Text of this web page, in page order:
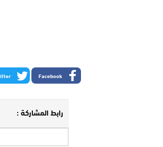
Facebook
رابط المشاركة :